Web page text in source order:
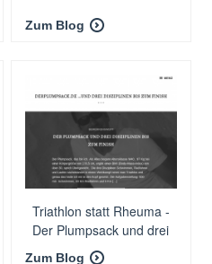
Zum Blog
Triathlon statt Rheuma -
Der Plumpsack und drei
Disziplinen bis zum Finish
Zum Blog